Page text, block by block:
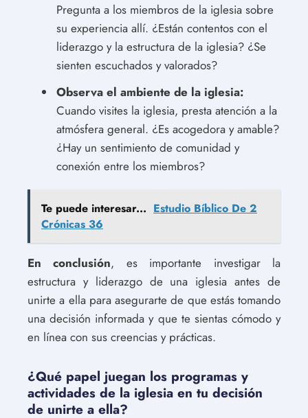
Pregunta a los miembros de la iglesia sobre
su experiencia allí. ¿Están contentos con el
liderazgo y la estructura de la iglesia? ¿Se
sienten escuchados y valorados?
Observa el ambiente de la iglesia:
Cuando visites la iglesia, presta atención a la
atmósfera general. ¿Es acogedora y amable?
¿Hay un sentimiento de comunidad y
conexión entre los miembros?
Te puede interesar... Estudio Bíblico De 2
Crónicas 36
En conclusión, es importante investigar la
estructura y liderazgo de una iglesia antes de
unirte a ella para asegurarte de que estás tomando
una decisión informada y que te sientas cómodo y
en línea con sus creencias y prácticas.
¿Qué papel juegan los programas y
actividades de la iglesia en tu decisión
de unirte a ella?